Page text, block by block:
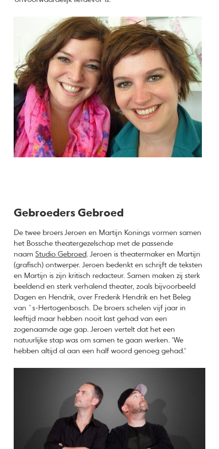
Gebroeders Gebroed
De twee broers Jeroen en Martijn Konings vormen samen
het Bossche theatergezelschap met de passende
naamStudio Gebroed. Jeroen is theatermaker en Martijn
(grafisch) ontwerper. Jeroen bedenkt en schrijft de teksten
en Martijn is zijn kritisch redacteur. Samen maken zij sterk
beeldend en sterk verhalend theater, zoals bijvoorbeeld
Dagen en Hendrik, over Frederik Hendrik en het Beleg
van `s-Hertogenbosch. De broers schelen vijf jaar in
leeftijd maar hebben nooit last gehad van een
zogenaamde age gap. Jeroen vertelt dat het een
natuurlijke stap was om samen te gaan werken. 'We
hebben altijd al aan een half woord genoeg gehad.'